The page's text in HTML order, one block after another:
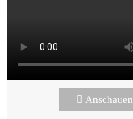
Anschauen